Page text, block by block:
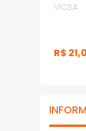
VICSA
R$ 21,